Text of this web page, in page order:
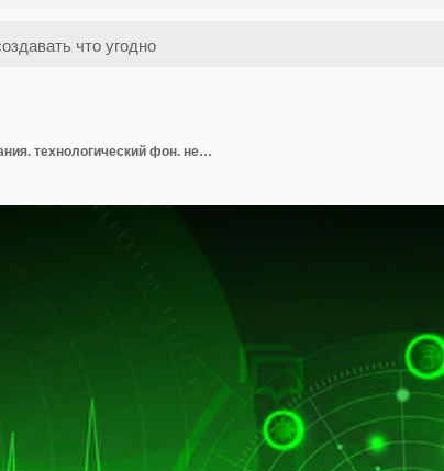
Концепция технологии радарного сканирования. технологический фон. неоновый эффект. концепция печатной платы.